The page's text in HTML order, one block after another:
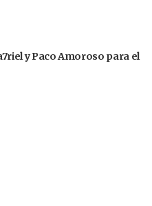
y Paco Amoroso para el